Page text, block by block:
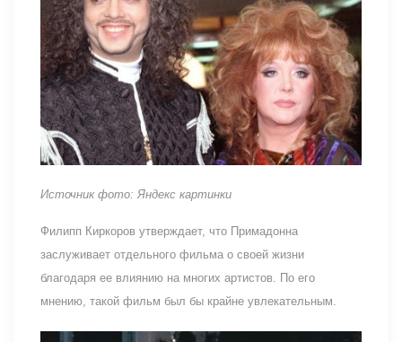
Источник фото: Яндекс картинки
Филипп Киркоров утверждает, что Примадонна
заслуживает отдельного фильма о своей жизни
благодаря ее влиянию на многих артистов. По его
мнению, такой фильм был бы крайне увлекательным.